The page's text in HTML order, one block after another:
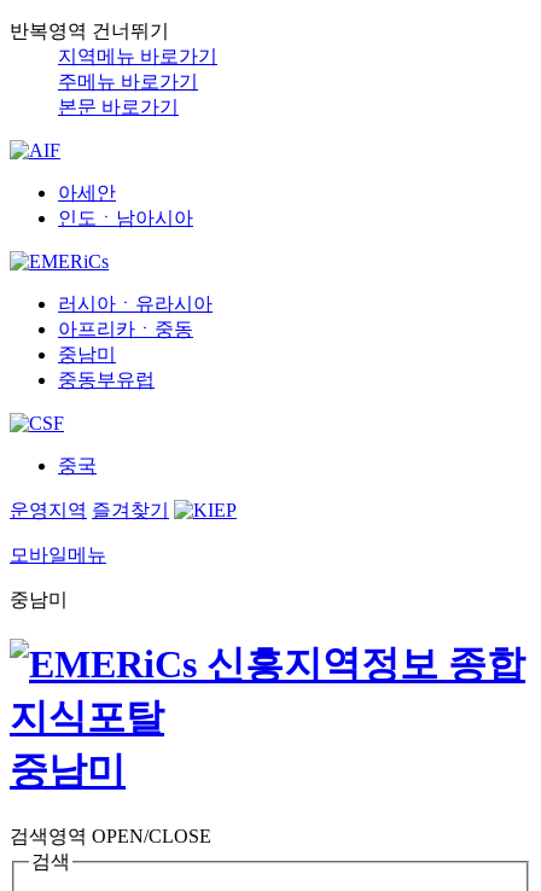
반복영역 건너뛰기
지역메뉴 바로가기
주메뉴 바로가기
본문 바로가기
아세안
인도ㆍ남아시아
러시아ㆍ유라시아
아프리카ㆍ중동
중남미
중동부유럽
중국
운영지역 즐겨찾기
모바일메뉴
중남미
중남미
검색영역 OPEN/CLOSE
검색